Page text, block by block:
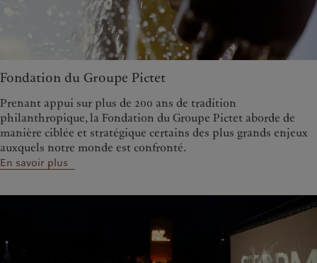
Fondation du Groupe Pictet
Prenant appui sur plus de 200 ans de tradition
philanthropique, la Fondation du Groupe Pictet aborde de
manière ciblée et stratégique certains des plus grands enjeux
auxquels notre monde est confronté.
En savoir plus